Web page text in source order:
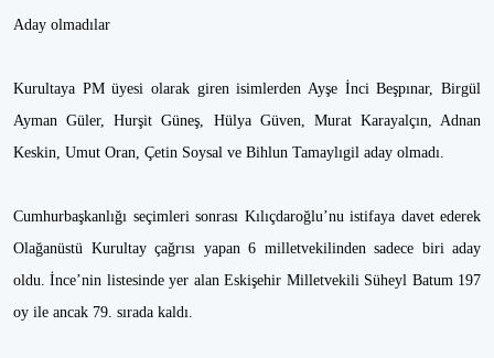
Aday olmadılar
Kurultaya PM üyesi olarak giren isimlerden Ayşe İnci Beşpınar, Birgül
Ayman Güler, Hurşit Güneş, Hülya Güven, Murat Karayalçın, Adnan
Keskin, Umut Oran, Çetin Soysal ve Bihlun Tamaylıgil aday olmadı.
Cumhurbaşkanlığı seçimleri sonrası Kılıçdaroğlu’nu istifaya davet ederek
Olağanüstü Kurultay çağrısı yapan 6 milletvekilinden sadece biri aday
oldu. İnce’nin listesinde yer alan Eskişehir Milletvekili Süheyl Batum 197
oy ile ancak 79. sırada kaldı.